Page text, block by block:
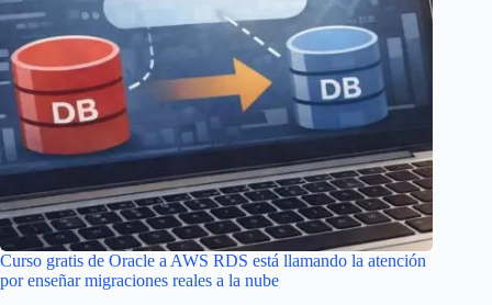
Curso gratis de Oracle a AWS RDS está llamando la atención
por enseñar migraciones reales a la nube